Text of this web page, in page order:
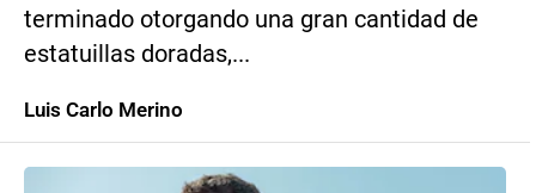
terminado otorgando una gran cantidad de
estatuillas doradas,...
Luis Carlo Merino